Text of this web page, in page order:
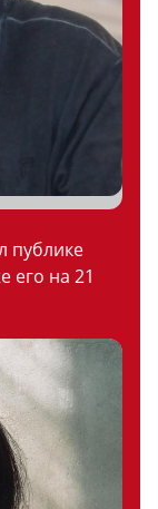
публике
его на 21